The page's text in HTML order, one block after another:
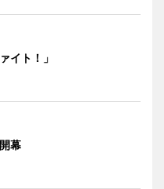
イト！」
幕